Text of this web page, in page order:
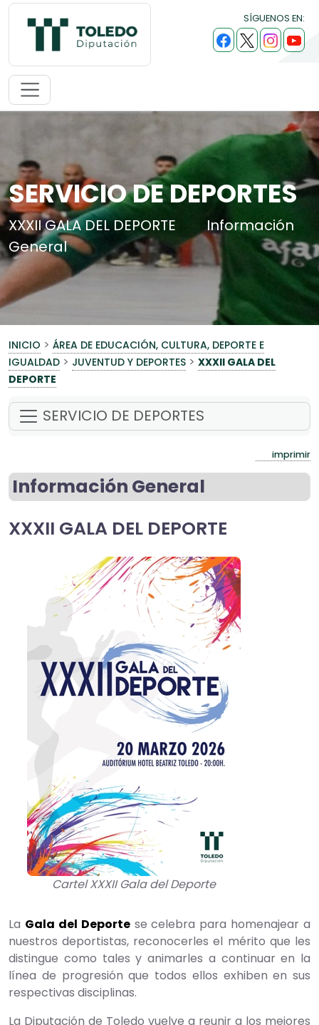
SÍGUENOS EN:
SERVICIO DE DEPORTES
XXXII GALA DEL DEPORTE
Información
General
INICIO > ÁREA DE EDUCACIÓN, CULTURA, DEPORTE E
IGUALDAD > JUVENTUD Y DEPORTES > XXXII GALA DEL
DEPORTE
SERVICIO DE DEPORTES
imprimir
Información General
XXXII GALA DEL DEPORTE
Cartel XXXII Gala del Deporte
La Gala del Deportese celebra para homenajear a
nuestros deportistas, reconocerles el mérito que les
distingue como tales y animarles a continuar en la
línea de progresión que todos ellos exhiben en sus
respectivas disciplinas.
La Diputación de Toledo vuelve a reunir a los mejores